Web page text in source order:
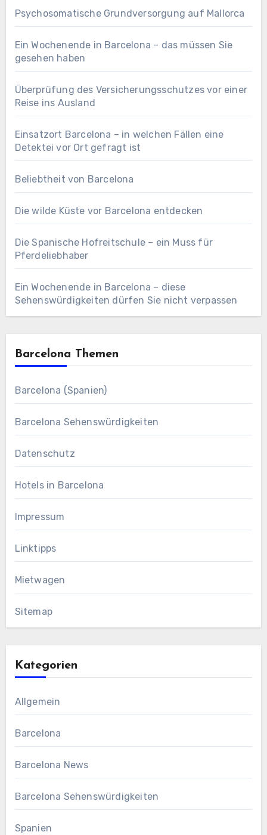
Psychosomatische Grundversorgung auf Mallorca
Ein Wochenende in Barcelona – das müssen Sie
gesehen haben
Überprüfung des Versicherungsschutzes vor einer
Reise ins Ausland
Einsatzort Barcelona – in welchen Fällen eine
Detektei vor Ort gefragt ist
Beliebtheit von Barcelona
Die wilde Küste vor Barcelona entdecken
Die Spanische Hofreitschule – ein Muss für
Pferdeliebhaber
Ein Wochenende in Barcelona – diese
Sehenswürdigkeiten dürfen Sie nicht verpassen
Barcelona Themen
Barcelona (Spanien)
Barcelona Sehenswürdigkeiten
Datenschutz
Hotels in Barcelona
Impressum
Linktipps
Mietwagen
Sitemap
Kategorien
Allgemein
Barcelona
Barcelona News
Barcelona Sehenswürdigkeiten
Spanien